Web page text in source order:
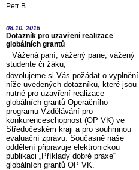
Petr B.
08.10. 2015
Dotazník pro uzavření realizace
globálních grantů
Vážená paní, vážený pane, vážený
studente či žáku,
dovolujeme si Vás požádat o vyplnění
níže uvedených dotazníků, které jsou
nutné pro uzavření realizace
globálních grantů Operačního
programu Vzdělávání pro
konkurenceschopnost (OP VK) ve
Středočeském kraji a pro souhrnnou
evaluační zprávu. Současně naše
oddělení připravuje elektronickou
publikaci „Příklady dobré praxe“
globálních grantů OP VK.